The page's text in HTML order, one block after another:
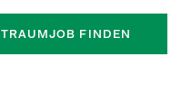
TRAUMJOB FINDEN